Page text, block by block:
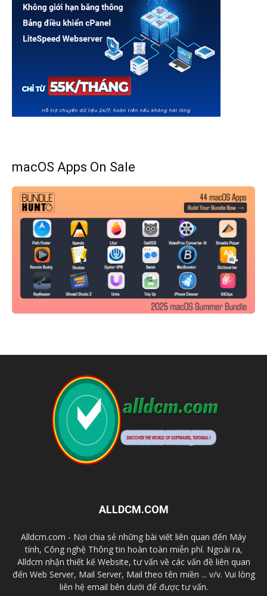
macOS Apps On Sale
ALLDCM.COM
Alldcm.com - Nơi chia sẻ những bài viết liên quan đến Máy
tính, Công nghệ Thông tin hoàn toàn miễn phí. Ngoài ra,
Alldcm nhận thiết kế Website, tư vấn về các vấn đề liên quan
đến Web Server, Mail Server, Mail theo tên miền ... v/v. Vui lòng
liên hệ email bên dưới để được tư vấn.